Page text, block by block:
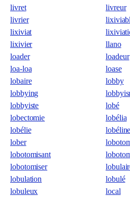
livret
livreur
livrier
lixiviat
lixivier
llano
loader
loadeur
loa-loa
loase
lobaire
lobby
lobbying
lobbyiste
lobé
lobectomie
lobélia
lobélie
lobéline
lober
lobotomisant
lobotomiser
lobulation
lobulé
lobuleux
local